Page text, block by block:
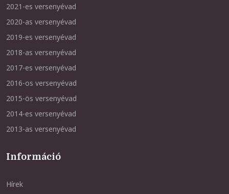
2021-es versenyévad
2020-as versenyévad
2019-es versenyévad
2018-as versenyévad
2017-es versenyévad
2016-os versenyévad
2015-ös versenyévad
2014-es versenyévad
2013-as versenyévad
Információ
Hírek